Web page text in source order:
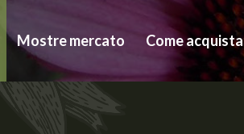
Mostre mercato Come